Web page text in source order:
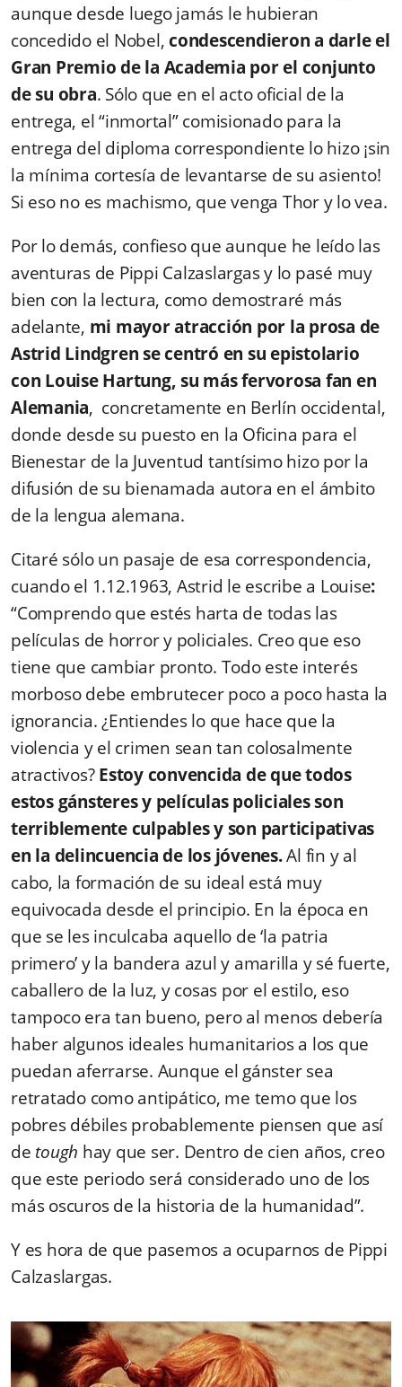
aunque desde luego jamás le hubieran
concedido el Nobel,condescendieron a darle el
Gran Premio de la Academia por el conjunto
de su obra. Sólo que en el acto oficial de la
entrega, el “inmortal” comisionado para la
entrega del diploma correspondiente lo hizo ¡sin
la mínima cortesía de levantarse de su asiento!
Si eso no es machismo, que venga Thor y lo vea.
Por lo demás, confieso que aunque he leído las
aventuras de Pippi Calzaslargas y lo pasé muy
bien con la lectura, como demostraré más
adelante, mi mayor atracción por la prosa de
Astrid Lindgren se centró en su epistolario
con Louise Hartung, su más fervorosa fan en
Alemania, concretamente en Berlín occidental,
donde desde su puesto en la Oficina para el
Bienestar de la Juventud tantísimo hizo por la
difusión de su bienamada autora en el ámbito
de la lengua alemana.
Citaré sólo un pasaje de esa correspondencia,
cuando el 1.12.1963, Astrid le escribe a Louise:
“Comprendo que estés harta de todas las
películas de horror y policiales. Creo que eso
tiene que cambiar pronto. Todo este interés
morboso debe embrutecer poco a poco hasta la
ignorancia. ¿Entiendes lo que hace que la
violencia y el crimen sean tan colosalmente
atractivos?Estoy convencida de que todos
estos gánsteres y películas policiales son
terriblemente culpables y son participativas
en la delincuencia de los jóvenes.Al fin y al
cabo, la formación de su ideal está muy
equivocada desde el principio. En la época en
que se les inculcaba aquello de ‘la patria
primero’ y la bandera azul y amarilla y sé fuerte,
caballero de la luz, y cosas por el estilo, eso
tampoco era tan bueno, pero al menos debería
haber algunos ideales humanitarios a los que
puedan aferrarse. Aunque el gánster sea
retratado como antipático, me temo que los
pobres débiles probablemente piensen que así
de tough hay que ser. Dentro de cien años, creo
que este periodo será considerado uno de los
más oscuros de la historia de la humanidad”.
Y es hora de que pasemos a ocuparnos de Pippi
Calzaslargas.